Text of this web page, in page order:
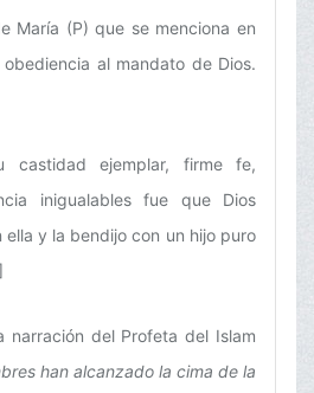
María (P) que se menciona en
al mandato de Dios.
castidad ejemplar, firme fe,
inigualables fue que Dios
ella y la bendijo con un hijo puro
narración del Profeta del Islam
han alcanzado la cima de la